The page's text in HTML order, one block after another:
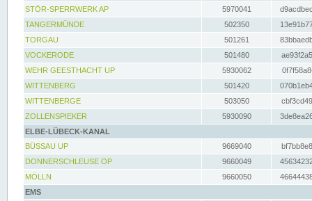
STÖR-SPERRWERK AP 5970041
TANGERMÜNDE
502350
TORGAU
501261
VOCKERODE
501480
WEHR GEESTHACHT UP
5930062
WITTENBERG
501420
WITTENBERGE
503050
ZOLLENSPIEKER
5930090
ELBE-LÜBECK-KANAL
BÜSSAU UP
9669040
DONNERSCHLEUSE OP
9660049
MÖLLN
9660050
EMS